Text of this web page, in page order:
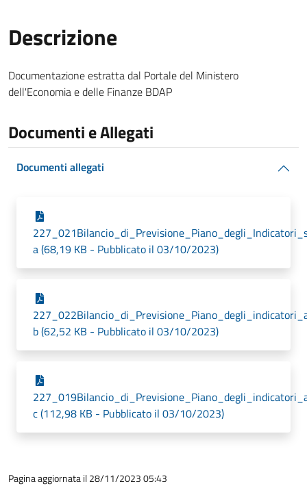
Descrizione
Documentazione estratta dal Portale del Ministero
dell'Economia e delle Finanze BDAP
Documenti e Allegati
Documenti allegati
a (68,19 KB - Pubblicato il 03/10/2023)
b (62,52 KB - Pubblicato il 03/10/2023)
c (112,98 KB - Pubblicato il 03/10/2023)
Pagina aggiornata il 28/11/2023 05:43